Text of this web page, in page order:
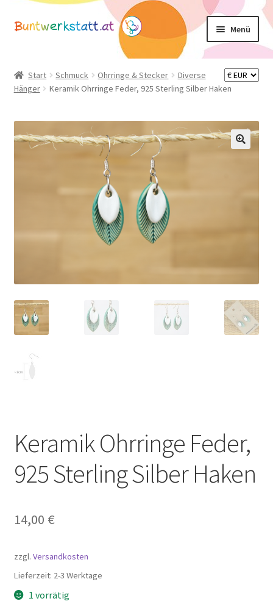
Zur
Zum
Menü
öffnen
Mein Konto
Warenkorb
Start Schmuck Ohrringe & Stecker
Diverse
Hänger
Keramik Ohrringe Feder, 925 Sterling Silber Haken
Keramik Ohrringe Feder,
925 Sterling Silber Haken
14,00 €
zzgl. Versandkosten
Lieferzeit: 2-3 Werktage
1 vorrätig